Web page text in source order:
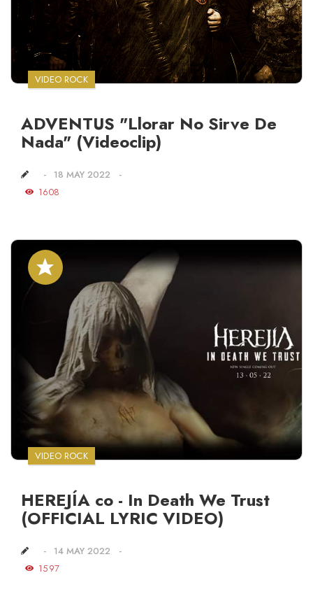
VIDEO ROCK
ADVENTUS "Llorar No Sirve De
Nada" (Videoclip)
18 MAY 2022
1608
VIDEO ROCK
HEREJÍA co - In Death We Trust
(OFFICIAL LYRIC VIDEO)
14 MAY 2022
1597